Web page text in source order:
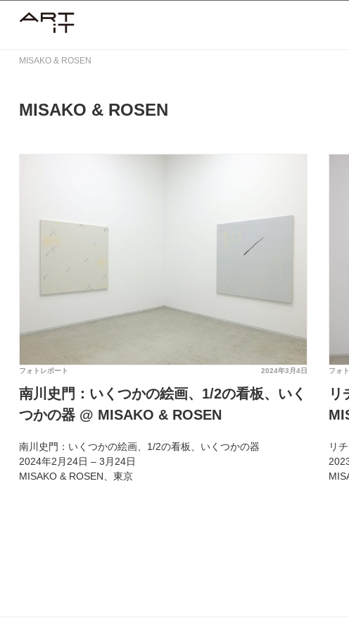
MISAKO & ROSEN
MISAKO & ROSEN
2024年3月4日
フォトレポート
南川史門：いくつかの絵画、1/2の看板、いく
つかの器 @ MISAKO & ROSEN
南川史門：いくつかの絵画、1/2の看板、いくつかの器
2024年2月24日 – 3月24日
MISAKO & ROSEN、東京
フォ
リ
リ